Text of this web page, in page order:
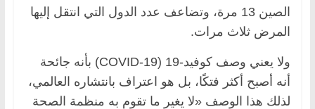
الصين 13 مرة، وتضاعف عدد الدول التي انتقل إليها
المرض ثلاث مرات.
ولا يعني وصف كوفيد-19 (COVID-19) بأنه جائحة
أنه أصبح أكثر فتكًا، بل هو اعتراف بانتشاره العالمي،
لذلك هذا الوصف «لا يغير ما تقوم به منظمة الصحة